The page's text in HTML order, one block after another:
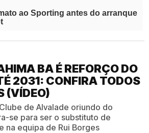
BA É REFORÇO DO
2031: CONFIRA TODOS
(VÍDEO)
de Alvalade oriundo do
se para ser o substituto de
na equipa de Rui Borges